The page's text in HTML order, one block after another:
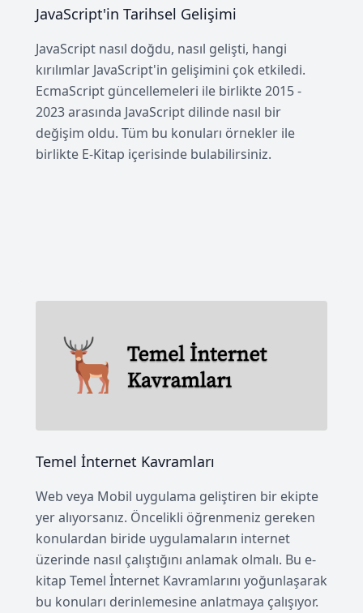
JavaScript'in Tarihsel Gelişimi
JavaScript nasıl doğdu, nasıl gelişti, hangi
kırılımlar JavaScript'in gelişimini çok etkiledi.
EcmaScript güncellemeleri ile birlikte 2015 -
2023 arasında JavaScript dilinde nasıl bir
değişim oldu. Tüm bu konuları örnekler ile
birlikte E-Kitap içerisinde bulabilirsiniz.
Temel İnternet Kavramları
Web veya Mobil uygulama geliştiren bir ekipte
yer alıyorsanız. Öncelikli öğrenmeniz gereken
konulardan biride uygulamaların internet
üzerinde nasıl çalıştığını anlamak olmalı. Bu e-
kitap Temel İnternet Kavramlarını yoğunlaşarak
bu konuları derinlemesine anlatmaya çalışıyor.